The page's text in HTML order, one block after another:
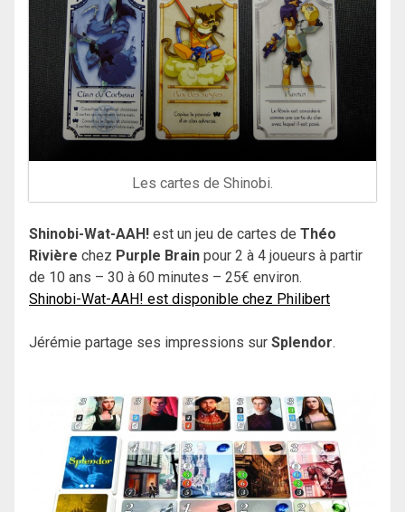
Les cartes de Shinobi.
Shinobi-Wat-AAH! est un jeu de cartes de Théo
Rivière chez Purple Brain pour 2 à 4 joueurs à partir
de 10 ans – 30 à 60 minutes – 25€ environ.
Shinobi-Wat-AAH! est disponible chez Philibert
Jérémie partage ses impressions sur Splendor.